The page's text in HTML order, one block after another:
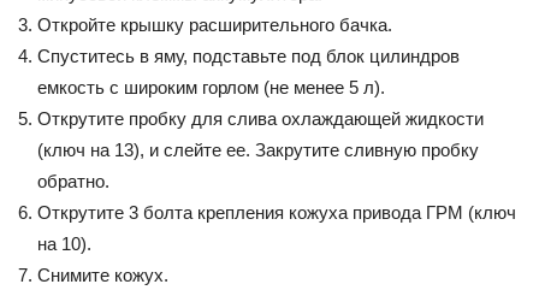
Откройте крышку расширительного бачка.
Спуститесь в яму, подставьте под блок цилиндров
емкость с широким горлом (не менее 5 л).
Открутите пробку для слива охлаждающей жидкости
(ключ на 13), и слейте ее. Закрутите сливную пробку
обратно.
Открутите 3 болта крепления кожуха привода ГРМ (ключ
на 10).
Снимите кожух.